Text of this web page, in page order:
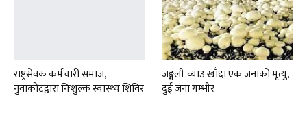
राष्ट्रसेवक कर्मचारी समाज,
नुवाकोटद्वारा निःशुल्क स्वास्थ्य शिविर
जङ्गली च्याउ खाँदा एक जनाको मृत्यु,
दुई जना गम्भीर